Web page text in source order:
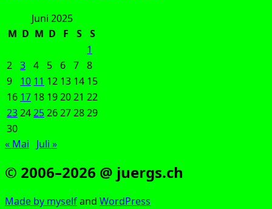
Juni 2025
M D M D F S
S
1
2 3 4 5 6 7 8
9
10 11 12 13 14 15
16 17 18 192021 22
23242526272829
30
« Mai
Juli »
© 2006–2026 @ juergs.ch
Made by mys­elfand Word­Press